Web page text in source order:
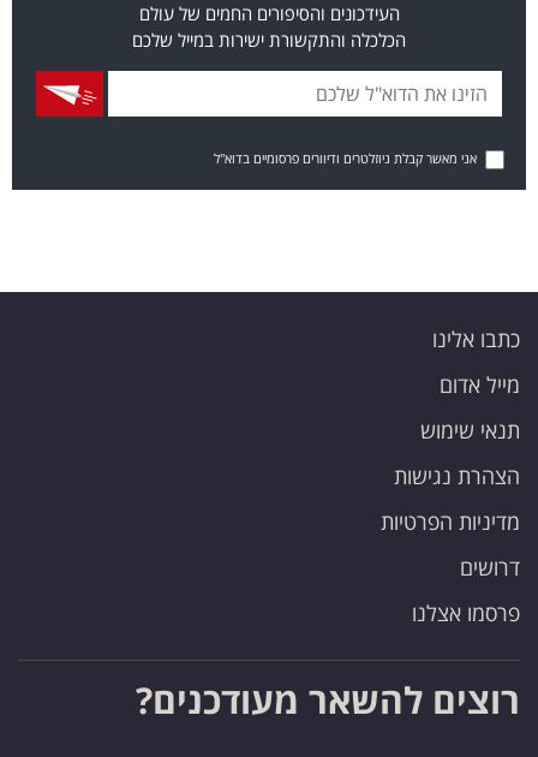
העידכונים והסיפורים החמים של עולם
הכלכלה והתקשורת ישירות במייל שלכם
אני מאשר קבלת ניוזלטרים ודיוורים פרסומיים בדוא"ל
כתבו אלינו
מייל אדום
תנאי שימוש
הצהרת נגישות
מדיניות הפרטיות
דרושים
פרסמו אצלנו
רוצים להשאר מעודכנים?